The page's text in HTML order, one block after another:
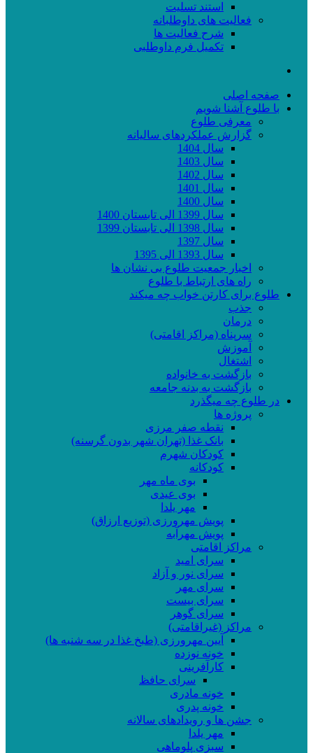
استند تسلیت
فعالیت های داوطلبانه
شرح فعالیت ها
تکمیل فرم داوطلبی
صفحه اصلی
با طلوع آشنا شویم
معرفی طلوع
گزارش عملکردهای سالیانه
سال 1404
سال 1403
سال 1402
سال 1401
سال 1400
سال 1399 الی تابستان 1400
سال 1398 الی تابستان 1399
سال 1397
سال 1393 الی 1395
اخبار جمعیت طلوع بی نشان ها
راه های ارتباط با طلوع
طلوع برای کارتن خواب چه میکند
جذب
درمان
سرپناه (مراکز اقامتی)
آموزش
اشتغال
بازگشت به خانواده
بازگشت به بدنه جامعه
در طلوع چه میگذرد
پروژه ها
نقطه صفر مرزی
بانک غذا (تهران شهر بدون گرسنه)
کودکان شهرم
کودکانه
بوی ماه مهر
بوی عیدی
مهر یلدا
پویش مهرورزی (توزیع ارزاق)
پویش مهرآبه
مراکز اقامتی
سرای امید
سرای نور و آزاد
سرای مهر
سرای بیست
سرای گوهر
مراکز (غیراقامتی)
آیین مهرورزی (طبخ غذا در سه شنبه ها)
خونه نوزده
کارآفرینی
سرای حافظ
خونه مادری
خونه پدری
جشن ها و رویدادهای سالانه
مهر یلدا
سبزی پلوماهی